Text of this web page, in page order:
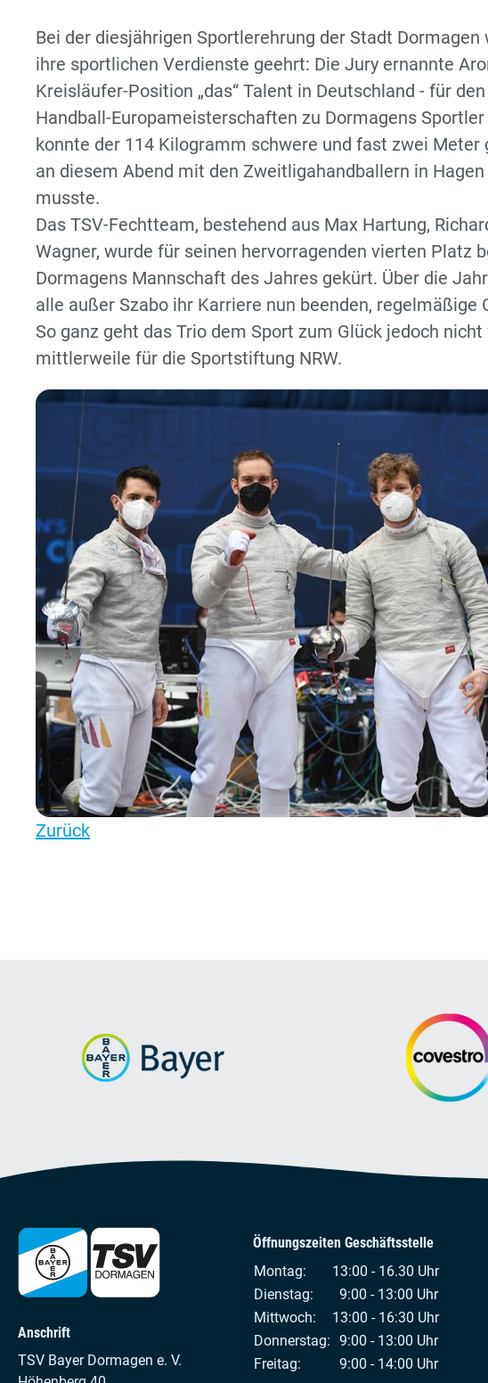
Bei der diesjährigen Sportlerehrung der Stadt
ihre sportlichen Verdienste geehrt: Die Jury ernannte
Kreisläufer-Position „das“ Talent in Deutschland - für
Handball-Europameisterschaften zu Dormagens
konnte der 114 Kilogramm schwere und fast zwei
an diesem Abend mit den Zweitligahandballern in
musste.
Das TSV-Fechtteam, bestehend aus Max Hartung,
Wagner, wurde für seinen hervorragenden vierten Platz
Dormagens Mannschaft des Jahres gekürt. Über die
alle außer Szabo ihr Karriere nun beenden,
So ganz geht das Trio dem Sport zum Glück jedoch
mittlerweile für die Sportstiftung NRW.
Zurück
Anschrift
TSV Bayer Dormagen e. V.
Öffnungszeiten Geschäftsstelle
Montag:
13:00 - 16.30 Uhr
Dienstag:
9:00 - 13:00 Uhr
Mittwoch:
13:00 - 16:30 Uhr
Donnerstag: 9:00 - 13:00 Uhr
Freitag:
9:00 - 14:00 Uhr